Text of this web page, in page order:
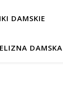
DAMSKIE
DAMSKA